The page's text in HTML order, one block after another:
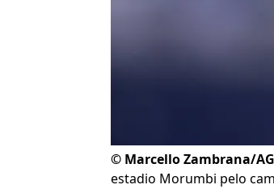
© Marcello Zambrana/
estadio Morumbi pelo